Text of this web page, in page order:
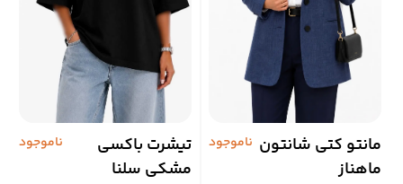
مانتو کتی شانتون
ماهناز
ناموجود
تیشرت باکسی
مشکی سلنا
ناموجود